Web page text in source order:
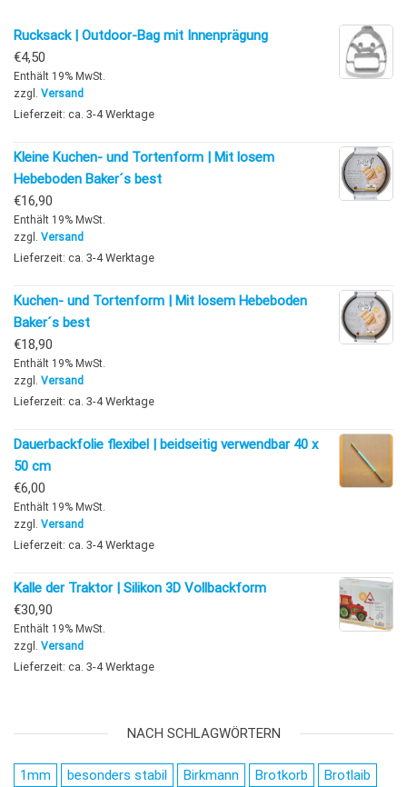
Rucksack | Outdoor-Bag mit Innenprägung
€4,50
Enthält 19% MwSt.
zzgl. Versand
Lieferzeit: ca. 3-4 Werktage
Kleine Kuchen- und Tortenform | Mit losem
Hebeboden Baker´s best
€16,90
Enthält 19% MwSt.
zzgl. Versand
Lieferzeit: ca. 3-4 Werktage
Kuchen- und Tortenform | Mit losem Hebeboden
Baker´s best
€18,90
Enthält 19% MwSt.
zzgl. Versand
Lieferzeit: ca. 3-4 Werktage
Dauerbackfolie flexibel | beidseitig verwendbar 40 x
50 cm
€6,00
Enthält 19% MwSt.
zzgl. Versand
Lieferzeit: ca. 3-4 Werktage
Kalle der Traktor | Silikon 3D Vollbackform
€30,90
Enthält 19% MwSt.
zzgl. Versand
Lieferzeit: ca. 3-4 Werktage
NACH SCHLAGWÖRTERN
1mm besonders stabil Birkmann Brotkorb
Brotlaib